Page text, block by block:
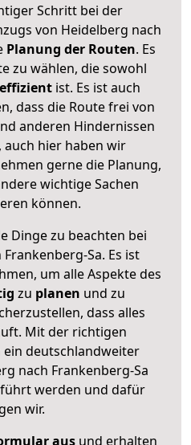
Schritt bei der
von Heidelberg nach
Planung der Routen. Es
zu wählen, die sowohl
ist. Es ist auch
dass die Route frei von
anderen Hindernissen
auch hier haben wir
gerne die Planung,
wichtige Sachen
können.
Dinge zu beachten bei
Sa. Es ist
um alle Aspekte des
zu planen und zu
dass alles
Mit der richtigen
deutschlandweiter
nach Frankenberg-Sa
werden und dafür
wir.
ausund erhalten